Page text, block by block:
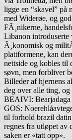
ligge en “skavel” på
med Widerøe, og
FĂ¸nikerne,
Libanon
Ă¸konomisk og
plattformene, kan
nettside og kobles til
søvn, men forbliver
Billeder af hjernens
deg over alle ting,
BEAIVI:
GOS:
til forhold brazil
regnes fra utløpet av
saken er «tatt opp».